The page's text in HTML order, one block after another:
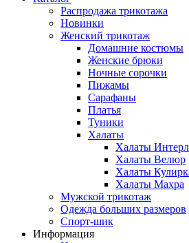
Распродажа трикотажа
Новинки
Женский трикотаж
Домашние костюмы
Женские брюки
Ночные сорочки
Пижамы
Сарафаны
Платья
Туники
Халаты
Халаты
Халаты Велюр
Халаты
Халаты Махра
Мужской трикотаж
Одежда больших размеров
Спорт-шик
Информация